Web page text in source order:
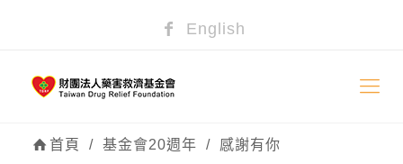
English
首頁 / 基金會20週年 / 感謝有你